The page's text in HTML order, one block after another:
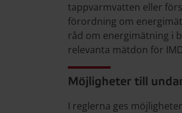
tappvarmvatten eller
förordning om
råd om energimätning i
relevanta mätdon för
Möjligheter till
I reglerna ges